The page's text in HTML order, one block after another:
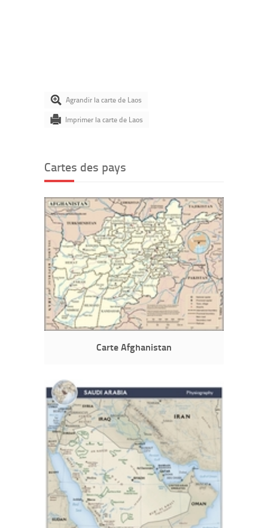
Agrandir la carte de Laos
Imprimer la carte de Laos
Cartes des pays
Carte Afghanistan